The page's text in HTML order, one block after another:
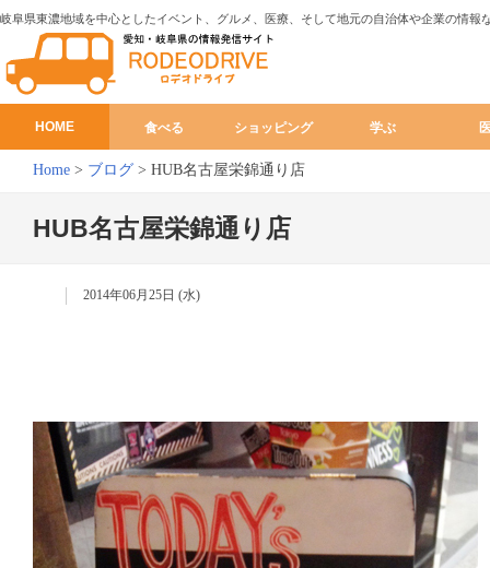
岐阜県東濃地域を中心としたイベント、グルメ、医療、そして地元の自治体や企業の情報
HOME 食べる ショッピング 学ぶ
Home > ブログ > HUB名古屋栄錦通り店
HUB名古屋栄錦通り店
2014年06月25日 (水)